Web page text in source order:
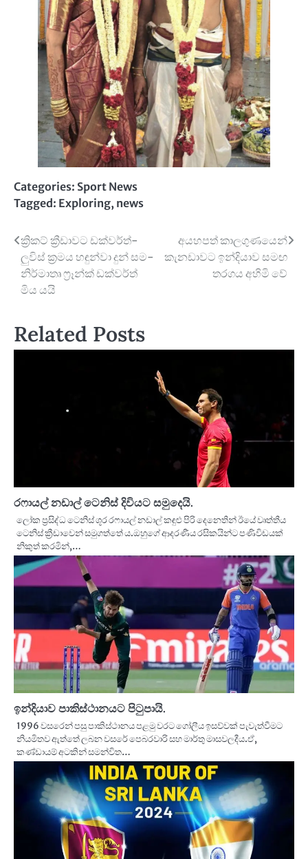
Categories: Sport News
Tagged: Exploring, news
Post
navigation
ක්‍රිකට් ක්‍රීඩාවට ඩක්වර්ත්-
ලුවිස් ක්‍රමය හඳුන්වා දුන් සම-
නිර්මාතෘ ෆ්‍රෑන්ක් ඩක්වර්ත්
මිය යයි
අයහපත් කාලගුණයෙන්
කැනඩාවට ඉන්දියාව සමඟ
තරගය අහිමි වේ
Related Posts
රෆායල් නඩාල් ටෙනිස් දිවියට සමුදෙයි.
ලෝක ප්‍රසිද්ධ ටෙනිස් ශූර රෆායල් නඩාල් කඳුළු පිරි දෙනෙතින් ඊයේ වෘත්තීය
ටෙනිස් ක්‍රීඩාවෙන් සමුගත්තේ ය.ඔහුගේ ආදරණීය රසිකයින්ට පණිවිඩයක්
නිකුත් කරමින්,…
ඉන්දියාව පාකිස්ථානයට පිටුපායි.
1996 වසරෙන් පසු පාකිස්ථානය පළමු වරට ගෝලීය ඉසව්වක් පැවැත්වීමට
නියමිතව ඇත්තේ ලබන වසරේ පෙබරවාරි සහ මාර්තු මාසවලදීය.ඒ,
කණ්ඩායම් අටකින් සමන්විත…